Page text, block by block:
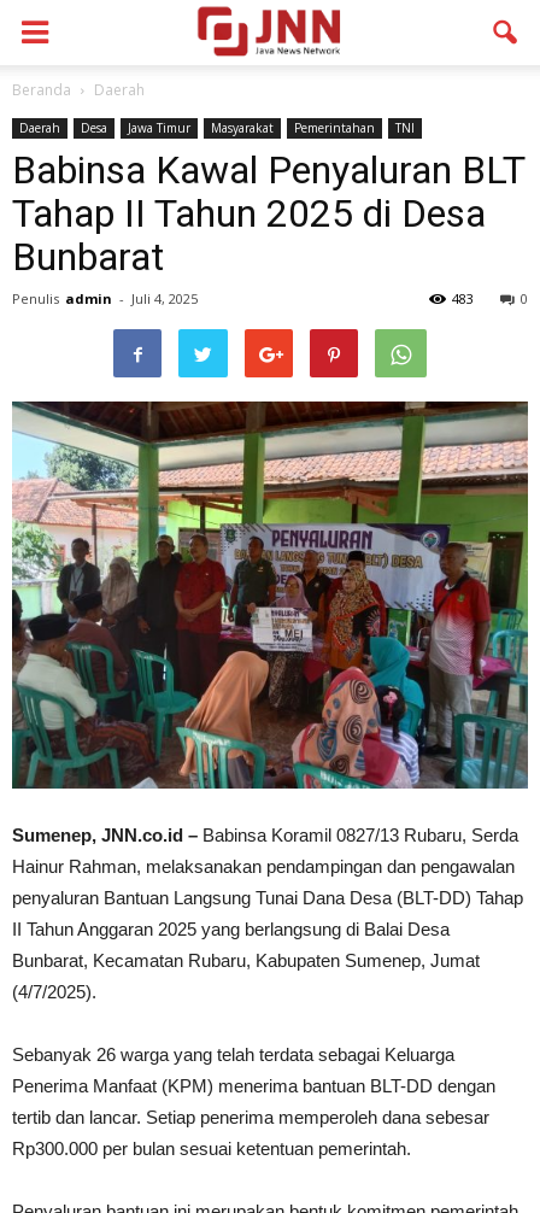
Beranda Daerah
Daerah Desa Jawa Timur Masyarakat Pemerintahan TNI
Babinsa Kawal Penyaluran BLT
Tahap II Tahun 2025 di Desa
Bunbarat
Penulis admin - Juli 4, 2025 0
483
Sumenep, JNN.co.id – Babinsa Koramil 0827/13 Rubaru, Serda
Hainur Rahman, melaksanakan pendampingan dan pengawalan
penyaluran Bantuan Langsung Tunai Dana Desa (BLT-DD) Tahap
II Tahun Anggaran 2025 yang berlangsung di Balai Desa
Bunbarat, Kecamatan Rubaru, Kabupaten Sumenep, Jumat
(4/7/2025).
Sebanyak 26 warga yang telah terdata sebagai Keluarga
Penerima Manfaat (KPM) menerima bantuan BLT-DD dengan
tertib dan lancar. Setiap penerima memperoleh dana sebesar
Rp300.000 per bulan sesuai ketentuan pemerintah.